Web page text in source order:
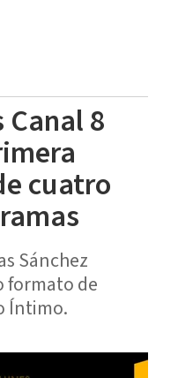
8
cuatro
Sánchez
formato de
Íntimo.